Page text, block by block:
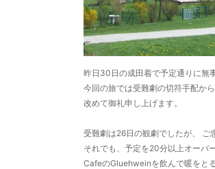
昨日30日の成田着で予定通りに無
今回の旅では受難劇の切符手配か
改めて御礼申し上げます。
受難劇は26日の観劇でしたが、 ご
それでも、予定を20分以上オーバ
CafeのGluehweinを飲んで暖をと